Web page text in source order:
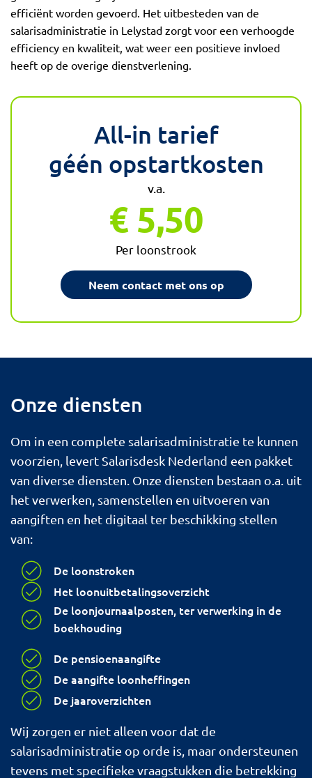
efficiënt worden gevoerd. Het uitbesteden van de
salarisadministratie in Lelystad zorgt voor een verhoogde
efficiency en kwaliteit, wat weer een positieve invloed
heeft op de overige dienstverlening.
All-in tarief
géén opstartkosten
v.a.
€ 5,50
Per loonstrook
Neem contact met ons op
Onze diensten
Om in een complete salarisadministratie te kunnen
voorzien, levert Salarisdesk Nederland een pakket
van diverse diensten. Onze diensten bestaan o.a. uit
het verwerken, samenstellen en uitvoeren van
aangiften en het digitaal ter beschikking stellen
van:
De loonstroken
Het loonuitbetalingsoverzicht
De loonjournaalposten, ter verwerking in de
boekhouding
De pensioenaangifte
De aangifte loonheffingen
De jaaroverzichten
Wij zorgen er niet alleen voor dat de
salarisadministratie op orde is, maar ondersteunen
tevens met specifieke vraagstukken die betrekking